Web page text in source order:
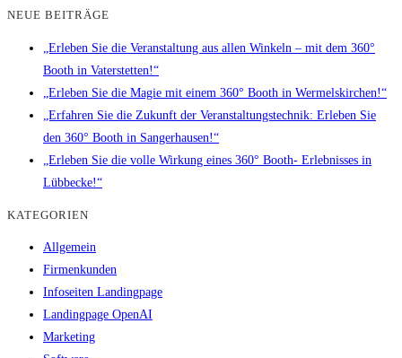
NEUE BEITRÄGE
„Erleben Sie die Veranstaltung aus allen Winkeln – mit dem 360°
Booth in Vaterstetten!“
„Erleben Sie die Magie mit einem 360° Booth in Wermelskirchen!“
„Erfahren Sie die Zukunft der Veranstaltungstechnik: Erleben Sie
den 360° Booth in Sangerhausen!“
„Erleben Sie die volle Wirkung eines 360° Booth- Erlebnisses in
Lübbecke!“
KATEGORIEN
Allgemein
Firmenkunden
Infoseiten Landingpage
Landingpage OpenAI
Marketing